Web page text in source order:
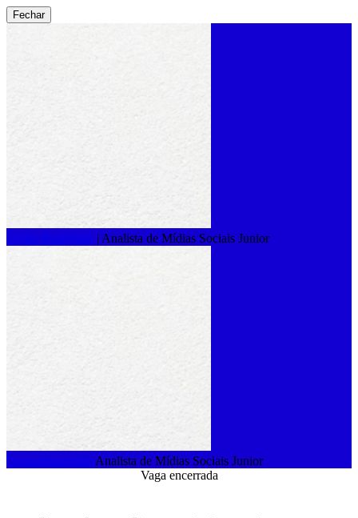
Fechar
Conta desativada | Analista de Mídias Sociais Junior
Conta desativada Analista de Mídias Sociais Junior
Vaga encerrada